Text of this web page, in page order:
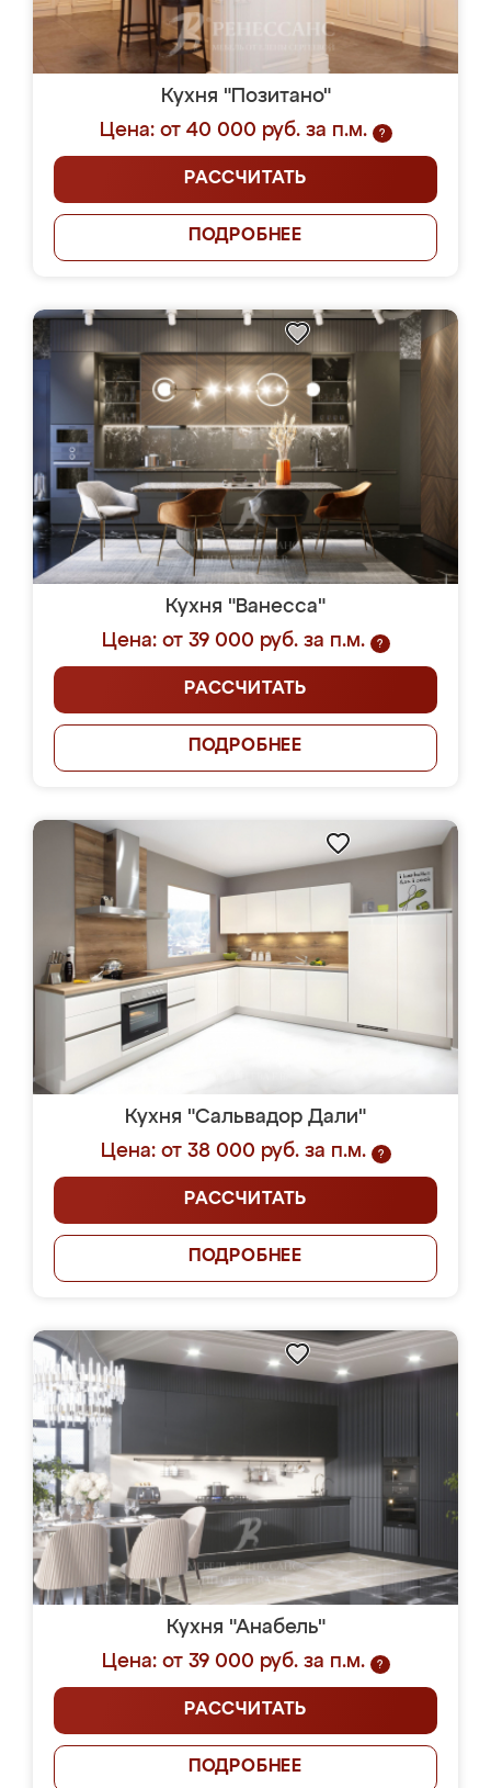
Кухня "Позитано"
Цена: от 40 000 руб. за п.м.
?
РАССЧИТАТЬ
ПОДРОБНЕЕ
Кухня "Ванесса"
Цена: от 39 000 руб. за п.м.
?
РАССЧИТАТЬ
ПОДРОБНЕЕ
Кухня "Сальвадор Дали"
Цена: от 38 000 руб. за п.м.
?
РАССЧИТАТЬ
ПОДРОБНЕЕ
Кухня "Анабель"
Цена: от 39 000 руб. за п.м.
?
РАССЧИТАТЬ
ПОДРОБНЕЕ